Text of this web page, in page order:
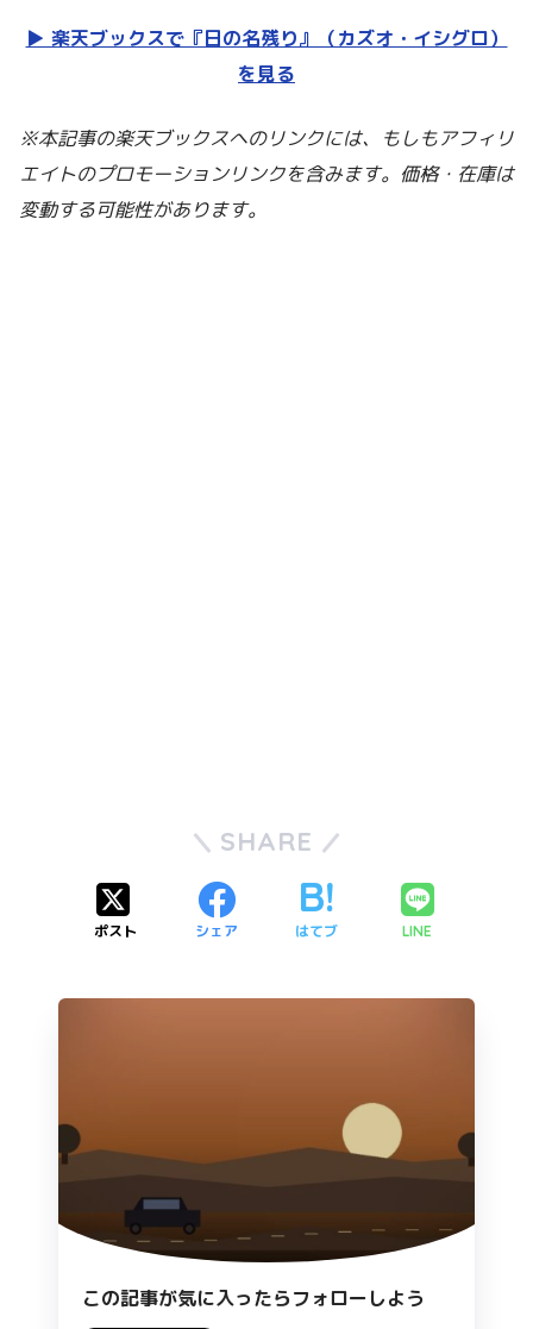
▶︎ 楽天ブックスで『日の名残り』（カズオ・イシグロ）
を見る
※本記事の楽天ブックスへのリンクには、もしもアフィリ
エイトのプロモーションリンクを含みます。価格・在庫は
変動する可能性があります。
SHARE
ポスト シェア はてブ LINE
この記事が気に入ったらフォローしよう